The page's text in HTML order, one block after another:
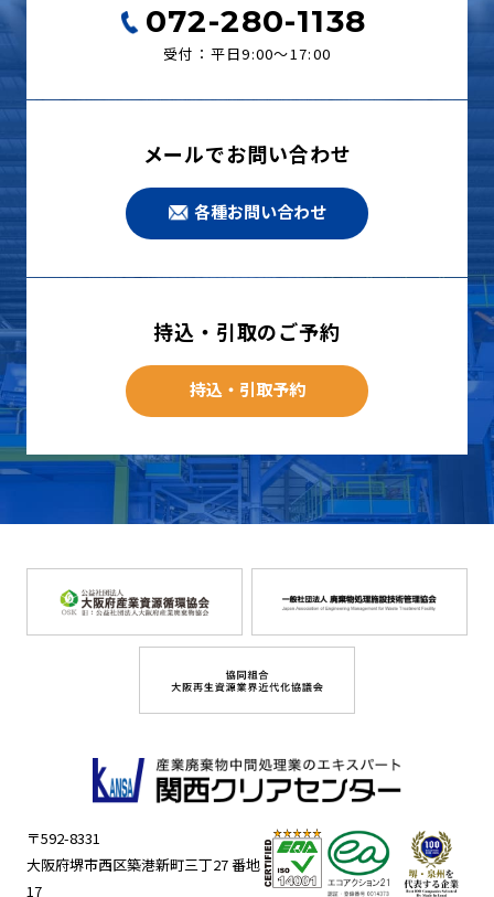
072-280-1138
受付：平日9:00〜17:00
メールでお問い合わせ
各種お問い合わせ
持込・引取のご予約
持込・引取予約
〒592-8331
大阪府堺市西区築港新町三丁27 番地
17